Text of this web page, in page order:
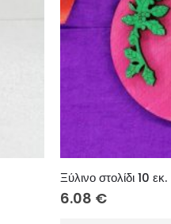
Ξύλινο στολίδι 10 εκ.
6.08 €